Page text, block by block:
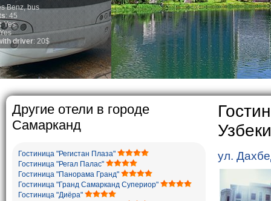
By nature Uzbeks
is why migration
any influence on
general, the level
growth is very
marriages is
percentage of
in the world.
family is regarded
The usual Uzbek
rather big. On the
5-6 children.
Другие отели в городе
Самарканд
Гостиница "Регистан Плаза"
Гостиница "Регал Палас"
Гостиница "Панорама Гранд"
Гостиница "Гранд Самарканд Супериор"
Гостиница "Диёра"
ул.